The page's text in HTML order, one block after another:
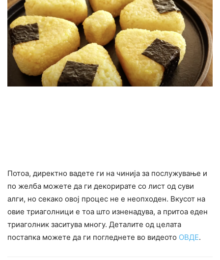
Потоа, директно вадете ги на чинија за послужување и
по желба можете да ги декорирате со лист од суви
алги, но секако овој процес не е неопходен. Вкусот на
овие триаголници е тоа што изненадува, а притоа еден
триаголник заситува многу. Деталите од целата
постапка можете да ги погледнете во видеото ОВДЕ.